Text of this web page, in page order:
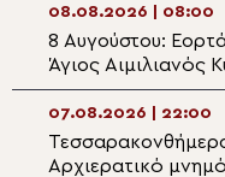
08.08.2026 | 08:00
8 Αυγούστου:
Άγιος Αιμιλιανός
Ομολογητής
07.08.2026 | 22:00
Αρχιερατικό